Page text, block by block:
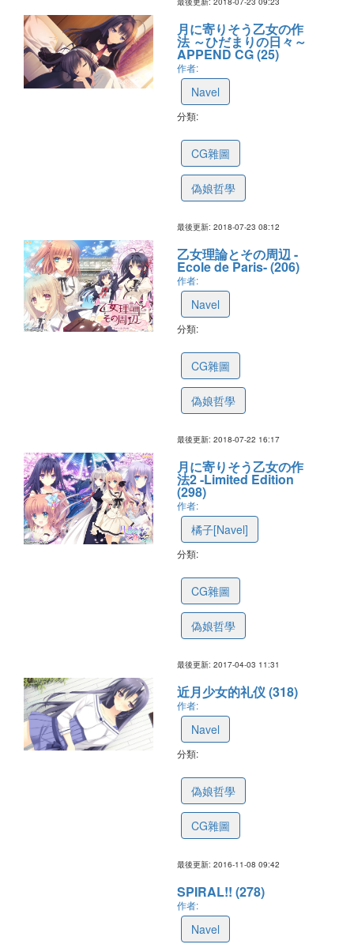
月に寄りそう乙女の作
法 ～ひだまりの日々～
APPEND CG (25)
作者:
Navel
分類:
CG雜圖
偽娘哲學
最後更新: 2018-07-23 08:12
乙女理論とその周辺 -
Ecole de Paris- (206)
作者:
Navel
分類:
CG雜圖
偽娘哲學
最後更新: 2018-07-22 16:17
月に寄りそう乙女の作
法2 -Limited Edition
(298)
作者:
橘子[Navel]
分類:
CG雜圖
偽娘哲學
最後更新: 2017-04-03 11:31
近月少女的礼仪 (318)
作者:
Navel
分類:
偽娘哲學
CG雜圖
最後更新: 2016-11-08 09:42
SPIRAL!! (278)
作者:
Navel